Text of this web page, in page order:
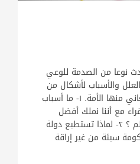
نوعا من الصدمة للوعي
والأسباب لأشكال من
الظواهر المَرضية التي تعاني منها الأمة. ١- ما أسباب
مع أننا نملك أفضل
نظرية اقتصادية في العالم ؟ ٢- لماذا تستطيع دولة
سيئة من غير إراقة